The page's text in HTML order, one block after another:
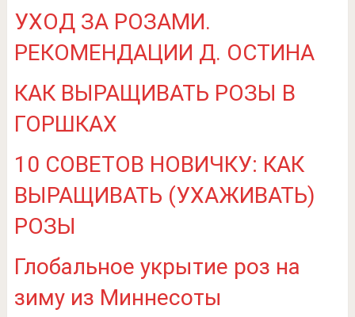
УХОД ЗА РОЗАМИ.
РЕКОМЕНДАЦИИ Д. ОСТИНА
КАК ВЫРАЩИВАТЬ РОЗЫ В
ГОРШКАХ
10 СОВЕТОВ НОВИЧКУ: КАК
ВЫРАЩИВАТЬ (УХАЖИВАТЬ)
РОЗЫ
Глобальное укрытие роз на
зиму из Миннесоты